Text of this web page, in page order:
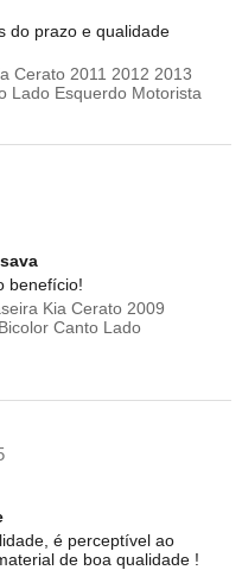
do prazo e qualidade
Cerato 2011 2012 2013
Lado Esquerdo Motorista
benefício!
Kia Cerato 2009
Canto Lado
é perceptível ao
de boa qualidade !